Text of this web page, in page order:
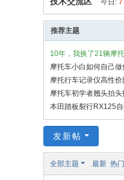
ot
o1
摩
托
心
记
今日: 7
推荐主题
10年，我换了21辆摩
摩托车小白如何自己做
摩托行车记录仪高性
摩托车初学者翘头抬头
本田踏板裂行RX125
发新帖
全部主题 最新 热门